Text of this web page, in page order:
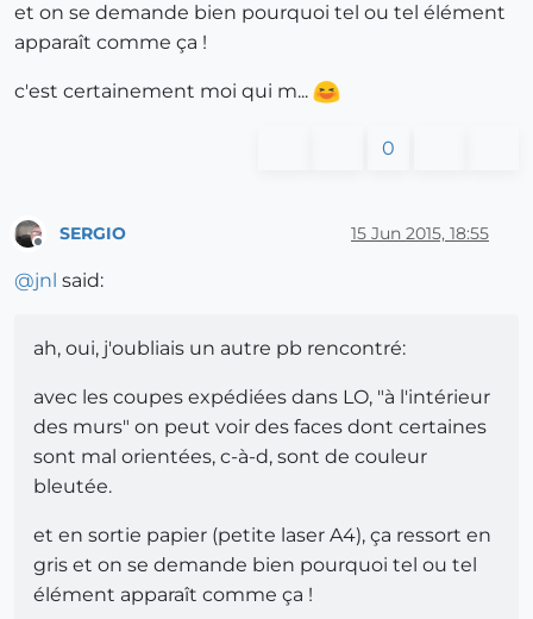
et on se demande bien pourquoi tel ou tel élément
apparaît comme ça !
c'est certainement moi qui m...
0
SERGIO 15 Jun 2015, 18:55
@jnl said:
ah, oui, j'oubliais un autre pb rencontré:
avec les coupes expédiées dans LO, "à l'intérieur
des murs" on peut voir des faces dont certaines
sont mal orientées, c-à-d, sont de couleur
bleutée.
et en sortie papier (petite laser A4), ça ressort en
gris et on se demande bien pourquoi tel ou tel
élément apparaît comme ça !